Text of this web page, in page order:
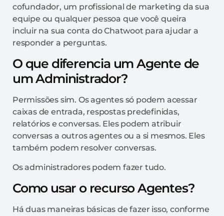
cofundador, um profissional de marketing da sua
equipe ou qualquer pessoa que você queira
incluir na sua conta do Chatwoot para ajudar a
responder a perguntas.
O que diferencia um Agente de
um Administrador?
Permissões sim. Os agentes só podem acessar
caixas de entrada, respostas predefinidas,
relatórios e conversas. Eles podem atribuir
conversas a outros agentes ou a si mesmos. Eles
também podem resolver conversas.
Os administradores podem fazer tudo.
Como usar o recurso Agentes?
Há duas maneiras básicas de fazer isso, conforme